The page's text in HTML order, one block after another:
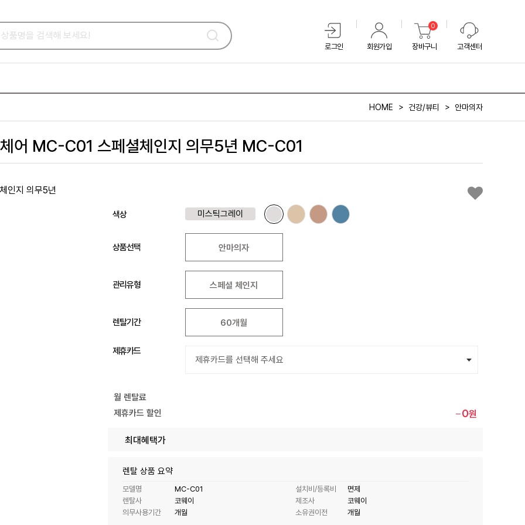
로그인 회원가입
0
장바구니 고객센터
HOME 건강/뷰티 안마의자
어 MC-C01 스페셜체인지 의무5년 MC-C01
색상 미스틱그레이
상품선택 안마의자
관리유형 스페셜 체인지
렌탈기간 60개월
제휴카드
월 렌탈료
제휴카드 할인
0원
최대혜택가
렌탈 상품 요약
모델명 MC-C01 설치비/등록비
면제
렌탈사
코웨이 제조사
코웨이
의무사용기간
개월 소유권이전 개월